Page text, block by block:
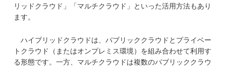
リッドクラウド」「マルチクラウド」といった活用方法もあり
ます。
ハイブリッドクラウドは、パブリッククラウドとプライベー
トクラウド（またはオンプレミス環境）を組み合わせて利用す
る形態です。一方、マルチクラウドは複数のパブリッククラウ